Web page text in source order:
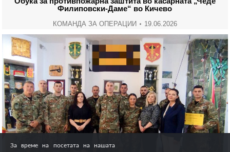
Филиповски-Даме“ во Кичево
КОМАНДА ЗА ОПЕРАЦИИ 19.06.2026
За време на посетата на нашата